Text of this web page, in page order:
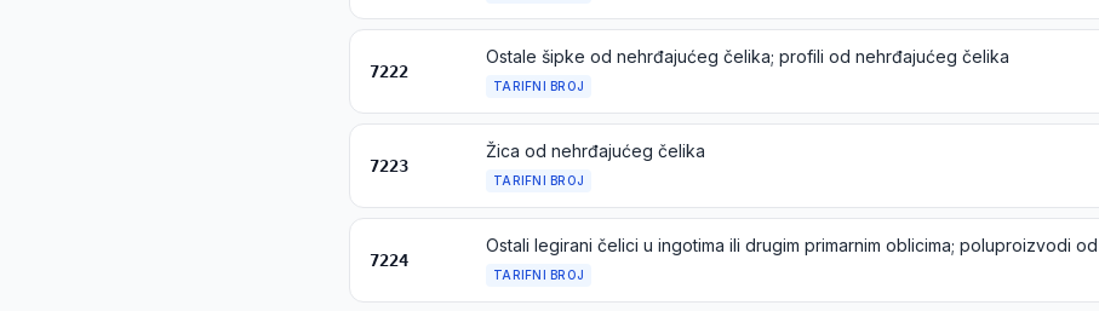
7222
Ostale šipke od nehrđajućeg čelika; profili od nehrđajućeg čelika
TARIFNI BROJ
7223
Žica od nehrđajućeg čelika
TARIFNI BROJ
7224
TARIFNI BROJ